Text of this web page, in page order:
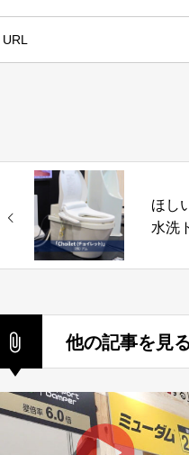
URL
ほし
水洗
他の記事を見